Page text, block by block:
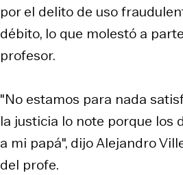
por el delito de uso
débito, lo que molestó a
profesor.
"No estamos para nada
la justicia lo note porque los
a mi papá", dijo Alejandro
del profe.